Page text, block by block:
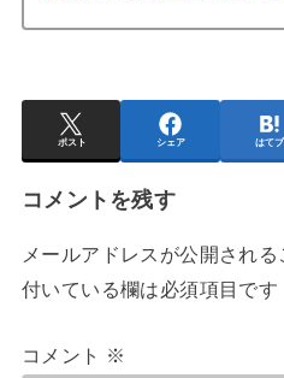
ポスト シェア はてブ
コメントを残す
メールアドレスが公開される
付いている欄は必須項目です
コメント ※